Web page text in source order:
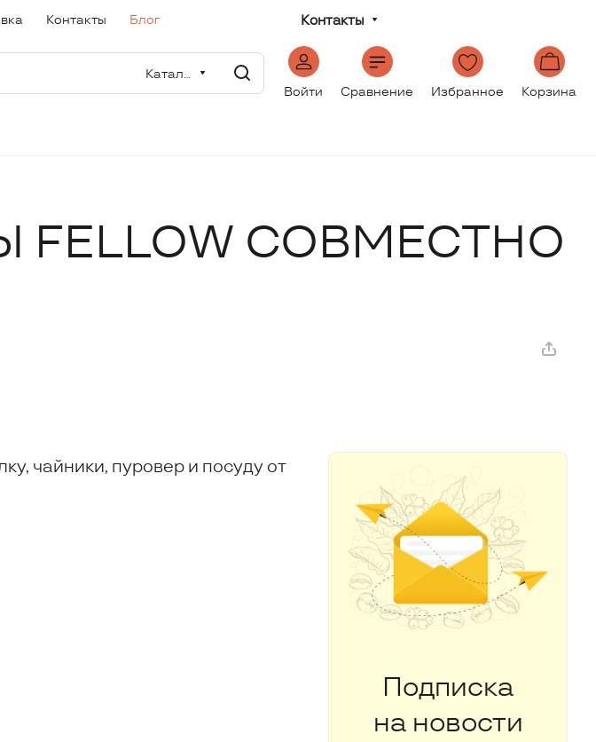
Контакты Блог Контакты
Каталог
Войти
Сравнение Избранное Корзина
СОВМЕСТНО
чайники, пуровер и посуду от
Подписка
на новости